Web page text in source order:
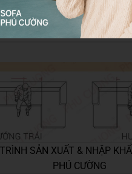
DẪN CHỌN HƯỚNG TRÁI/
SOFA GÓC
SẢN XUẤT & NHẬP
PHÚ CƯỜNG